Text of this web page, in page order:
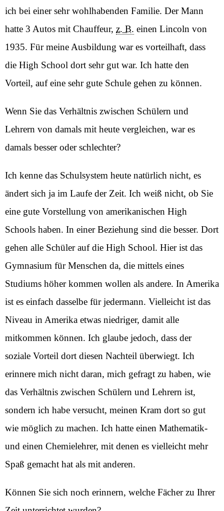
ich bei einer sehr wohlhabenden Familie. Der Mann
hatte 3 Autos mit Chauffeur, z. B. einen Lincoln von
1935. Für meine Ausbildung war es vorteilhaft, dass
die High School dort sehr gut war. Ich hatte den
Vorteil, auf eine sehr gute Schule gehen zu können.
Wenn Sie das Verhältnis zwischen Schülern und
Lehrern von damals mit heute vergleichen, war es
damals besser oder schlechter?
Ich kenne das Schulsystem heute natürlich nicht, es
ändert sich ja im Laufe der Zeit. Ich weiß nicht, ob Sie
eine gute Vorstellung von amerikanischen High
Schools haben. In einer Beziehung sind die besser. Dort
gehen alle Schüler auf die High School. Hier ist das
Gymnasium für Menschen da, die mittels eines
Studiums höher kommen wollen als andere. In Amerika
ist es einfach dasselbe für jedermann. Vielleicht ist das
Niveau in Amerika etwas niedriger, damit alle
mitkommen können. Ich glaube jedoch, dass der
soziale Vorteil dort diesen Nachteil überwiegt. Ich
erinnere mich nicht daran, mich gefragt zu haben, wie
das Verhältnis zwischen Schülern und Lehrern ist,
sondern ich habe versucht, meinen Kram dort so gut
wie möglich zu machen. Ich hatte einen Mathematik-
und einen Chemielehrer, mit denen es vielleicht mehr
Spaß gemacht hat als mit anderen.
Können Sie sich noch erinnern, welche Fächer zu Ihrer